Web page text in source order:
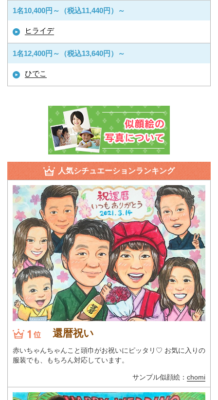
1名10,400円～（税込11,440円）～
ヒライデ
1名12,400円～（税込13,640円）～
ひでこ
人気シチュエーションランキング
還暦祝い
赤いちゃんちゃんこと頭巾がお祝いにピッタリ♡ お気に入りの
服装でも、もちろん対応しています。
サンプル似顔絵： chomi